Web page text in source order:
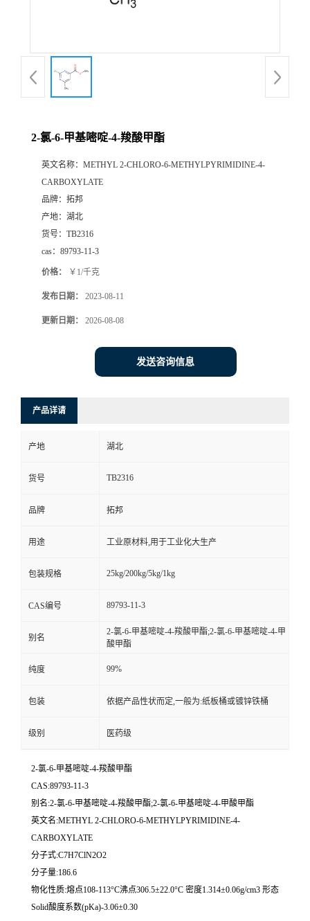
2-氯-6-甲基嘧啶-4-羧酸甲酯
英文名称： METHYL 2-CHLORO-6-METHYLPYRIMIDINE-4-
CARBOXYLATE
品牌： 拓邦
产地： 湖北
货号： TB2316
cas： 89793-11-3
价格： ￥1/千克
发布日期： 2023-08-11
更新日期： 2026-08-08
发送咨询信息
产品详请
产地 湖北
货号 TB2316
品牌 拓邦
用途 工业原材料,用于工业化大生产
包装规格 25kg/200kg/5kg/1kg
CAS编号 89793-11-3
别名
2-氯-6-甲基嘧啶-4-羧酸甲酯;2-氯-6-甲基嘧啶-4-甲
酸甲酯
纯度 99%
包装 依据产品性状而定,一般为:纸板桶或镀锌铁桶
级别 医药级
2-氯-6-甲基嘧啶-4-羧酸甲酯
CAS:89793-11-3
别名:2-氯-6-甲基嘧啶-4-羧酸甲酯;2-氯-6-甲基嘧啶-4-甲酸甲酯
英文名:METHYL 2-CHLORO-6-METHYLPYRIMIDINE-4-
CARBOXYLATE
分子式:C7H7ClN2O2
分子量:186.6
物化性质:熔点108-113°C沸点306.5±22.0°C 密度1.314±0.06g/cm3 形态
Solid酸度系数(pKa)-3.06±0.30